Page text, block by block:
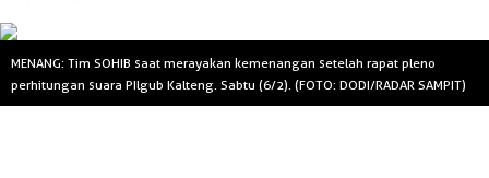
MENANG: Tim SOHIB saat merayakan kemenangan setelah rapat pleno
perhitungan suara PIlgub Kalteng. Sabtu (6/2). (FOTO: DODI/RADAR SAMPIT)